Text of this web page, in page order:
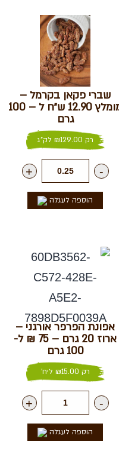
שברי פקאן בקרמל –
מומלץ 12.90 ש״ח ל – 100
גרם
רק ₪129.00 לק"ג
-
+
הוספה לעגלה
אפונת הפרפר אורגני –
ארוז 20 גרם – 75 ₪ ל-
100 גרם
רק ₪15.00 ליח'
-
+
הוספה לעגלה